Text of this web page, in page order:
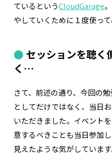
ているというCloudGarage
やしていくために１度使っ
セッションを聴く
く…
さて、前述の通り、今回の
としてだけではなく、当日
いただきました。イベント
意するべきことも当日参加
見えたような気がしていま